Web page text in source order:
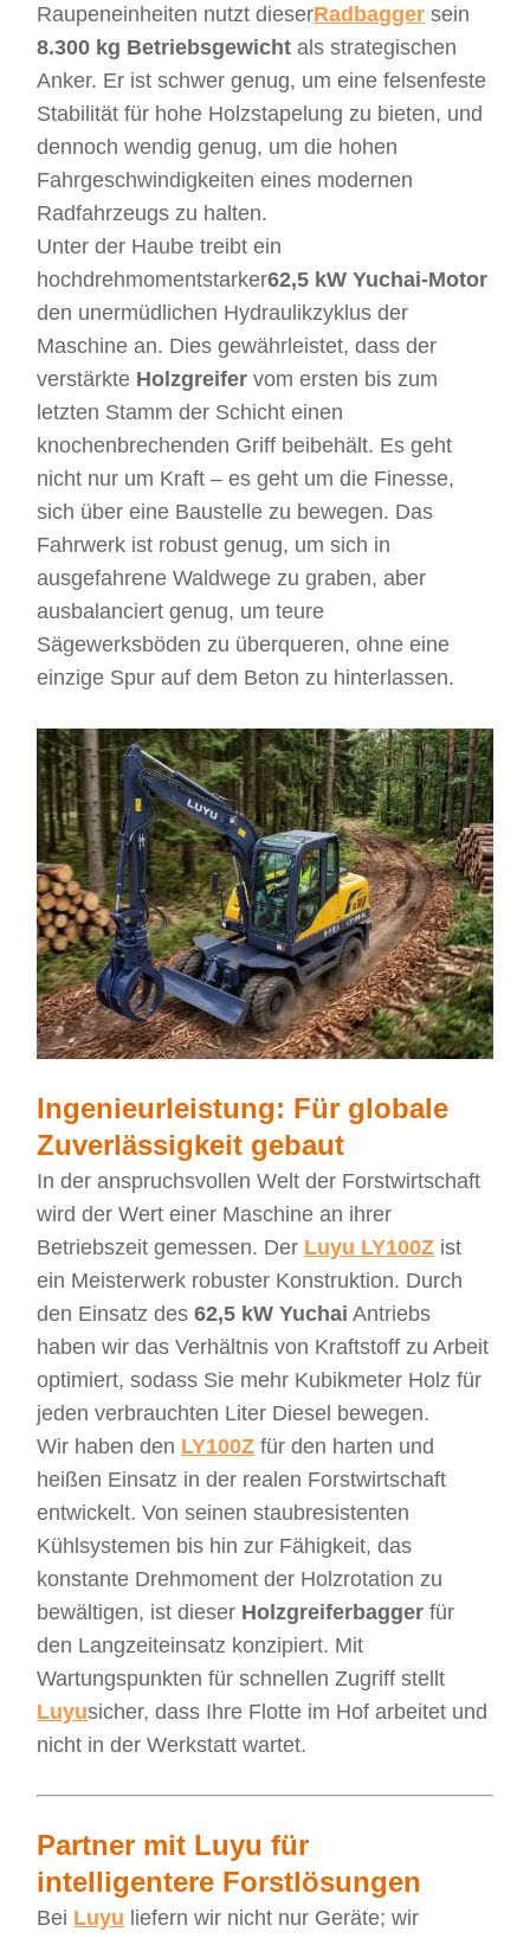
Raupeneinheiten nutzt dieserRadbagger sein
8.300 kg Betriebsgewicht als strategischen
Anker. Er ist schwer genug, um eine felsenfeste
Stabilität für hohe Holzstapelung zu bieten, und
dennoch wendig genug, um die hohen
Fahrgeschwindigkeiten eines modernen
Radfahrzeugs zu halten.
Unter der Haube treibt ein
hochdrehmomentstarker62,5 kW Yuchai-Motor
den unermüdlichen Hydraulikzyklus der
Maschine an. Dies gewährleistet, dass der
verstärkte Holzgreifer vom ersten bis zum
letzten Stamm der Schicht einen
knochenbrechenden Griff beibehält. Es geht
nicht nur um Kraft – es geht um die Finesse,
sich über eine Baustelle zu bewegen. Das
Fahrwerk ist robust genug, um sich in
ausgefahrene Waldwege zu graben, aber
ausbalanciert genug, um teure
Sägewerksböden zu überqueren, ohne eine
einzige Spur auf dem Beton zu hinterlassen.
Ingenieurleistung: Für globale
Zuverlässigkeit gebaut
In der anspruchsvollen Welt der Forstwirtschaft
wird der Wert einer Maschine an ihrer
Betriebszeit gemessen. Der Luyu LY100Z ist
ein Meisterwerk robuster Konstruktion. Durch
den Einsatz des62,5 kW Yuchai Antriebs
haben wir das Verhältnis von Kraftstoff zu Arbeit
optimiert, sodass Sie mehr Kubikmeter Holz für
jeden verbrauchten Liter Diesel bewegen.
Wir haben den LY100Z für den harten und
heißen Einsatz in der realen Forstwirtschaft
entwickelt. Von seinen staubresistenten
Kühlsystemen bis hin zur Fähigkeit, das
konstante Drehmoment der Holzrotation zu
bewältigen, ist dieser Holzgreiferbagger für
den Langzeiteinsatz konzipiert. Mit
Wartungspunkten für schnellen Zugriff stellt
Luyusicher, dass Ihre Flotte im Hof arbeitet und
nicht in der Werkstatt wartet.
Partner mit Luyu für
intelligentere Forstlösungen
Bei Luyu liefern wir nicht nur Geräte; wir